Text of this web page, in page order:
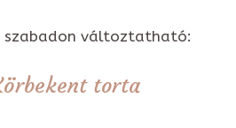
változtatható:
torta